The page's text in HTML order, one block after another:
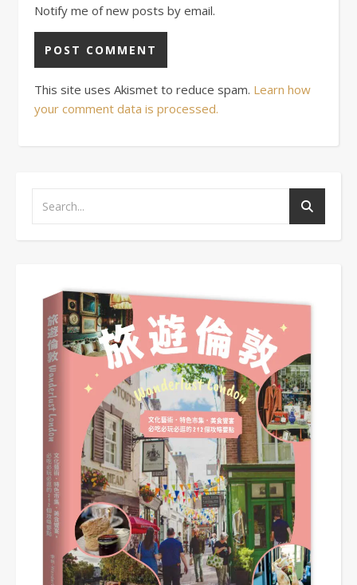
Notify me of new posts by email.
This site uses Akismet to reduce spam. Learn how
your comment data is processed.